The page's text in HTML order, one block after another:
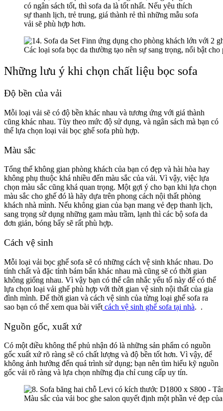
có ngân sách tốt, thì sofa da là tốt nhất. Nếu yêu thích
sự thanh lịch, trẻ trung, giá thành rẻ thì những mẫu sofa
vải sẽ phù hợp hơn.
Các loại sofa bọc da thường tạo nên sự sang trọng, nổi bật cho
Những lưu ý khi chọn chất liệu bọc sofa
Độ bền của vải
Mỗi loại vải sẽ có độ bền khác nhau và tương ứng với giá thành
cũng khác nhau. Tùy theo mức độ sử dụng, và ngân sách mà bạn có
thể lựa chọn loại vải bọc ghế sofa phù hợp.
Màu sắc
Tổng thể không gian phòng khách của bạn có đẹp và hài hòa hay
không phụ thuộc khá nhiều đến màu sắc của vải. Vì vậy, việc lựa
chọn màu sắc cũng khá quan trọng. Một gợi ý cho bạn khi lựa chọn
màu sắc cho ghế đó là hãy dựa trên phong cách nội thất phòng
khách nhà mình. Nếu không gian của bạn mang vẻ đẹp thanh lịch,
sang trọng sử dụng những gam màu trầm, lạnh thì các bộ sofa da
đơn giản, bóng bẩy sẽ rất phù hợp.
Cách vệ sinh
Mỗi loại vải bọc ghế sofa sẽ có những cách vệ sinh khác nhau. Do
tính chất và đặc tính bám bẩn khác nhau mà cũng sẽ có thời gian
không giống nhau. Vì vậy bạn có thể cân nhắc yếu tố này để có thể
lựa chọn loại vải ghế phù hợp với thời gian vệ sinh nội thất của gia
đình mình. Để thời gian và cách vệ sinh của từng loại ghế sofa ra
sao bạn có thể xem qua bài viết cách vệ sinh ghế sofa tại nhà. .
Nguồn gốc, xuất xứ
Có một điều không thể phủ nhận đó là những sản phẩm có nguồn
gốc xuất xứ rõ ràng sẽ có chất lượng và độ bền tốt hơn. Vì vậy, để
không ảnh hưởng đến quá trình sử dụng; bạn nên tìm hiểu kỹ nguồn
gốc vải rõ ràng và lựa chọn những địa chỉ cung cấp uy tín.
Màu sắc của vải boc ghe salon quyết định một phần vẻ đẹp